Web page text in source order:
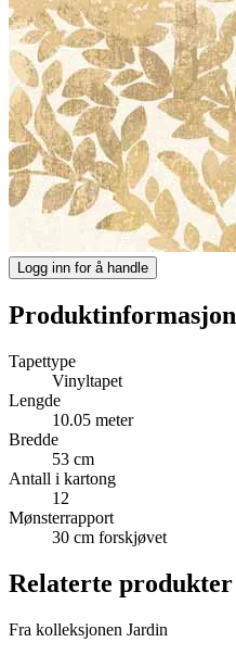
Logg inn for å handle
Produktinformasjon
Tapettype
Vinyltapet
Lengde
10.05 meter
Bredde
53 cm
Antall i kartong
12
Mønsterrapport
30 cm forskjøvet
Relaterte produkter
Fra kolleksjonen Jardin